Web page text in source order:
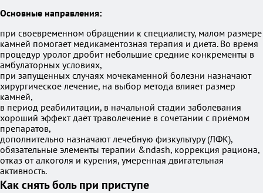
Основные направления:
при своевременном обращении к специалисту, малом размере
камней помогает медикаментозная терапия и диета. Во время
процедур уролог дробит небольшие средние конкременты в
амбулаторных условиях,
при запущенных случаях мочекаменной болезни назначают
хирургическое лечение, на выбор метода влияет размер
камней,
в период реабилитации, в начальной стадии заболевания
хороший эффект даёт траволечение в сочетании с приёмом
препаратов,
дополнительно назначают лечебную физкультуру (ЛФК),
обязательные элементы терапии &ndash, коррекция рациона,
отказ от алкоголя и курения, умеренная двигательная
активность.
Как снять боль при приступе